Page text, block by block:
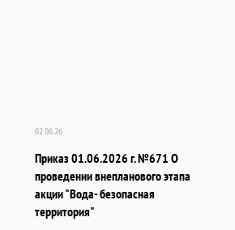
02.06.26
Приказ 01.06.2026 г. №671 О
проведении внепланового этапа
акции "Вода- безопасная
территория"